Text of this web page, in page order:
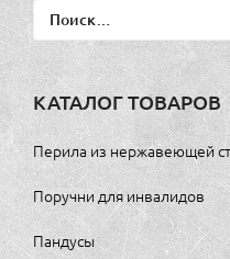
Найти:
КАТАЛОГ ТОВАРОВ
Перила из нержавеющей
Поручни для инвалидов
Пандусы